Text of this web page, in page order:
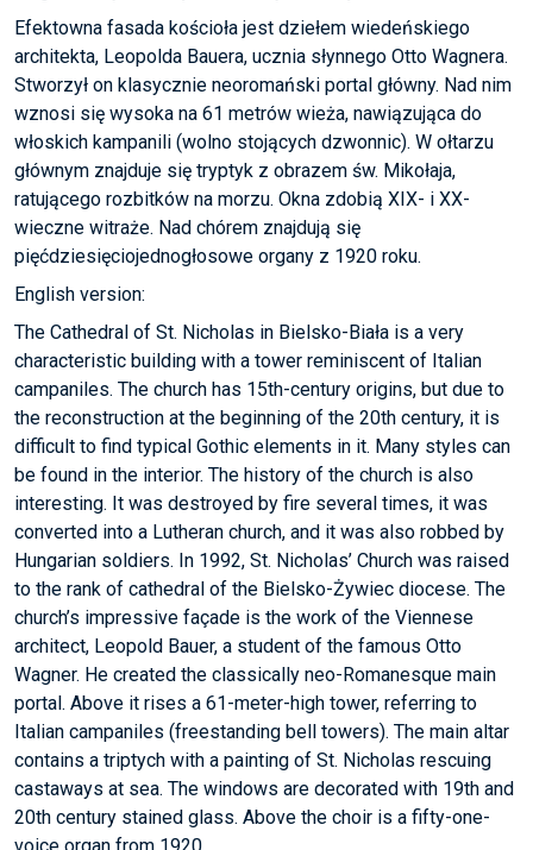
Efektowna fasada kościoła jest dziełem wiedeńskiego
architekta, Leopolda Bauera, ucznia słynnego Otto Wagnera.
Stworzył on klasycznie neoromański portal główny. Nad nim
wznosi się wysoka na 61 metrów wieża, nawiązująca do
włoskich kampanili (wolno stojących dzwonnic). W ołtarzu
głównym znajduje się tryptyk z obrazem św. Mikołaja,
ratującego rozbitków na morzu. Okna zdobią XIX- i XX-
wieczne witraże. Nad chórem znajdują się
pięćdziesięciojednogłosowe organy z 1920 roku.
English version:
The Cathedral of St. Nicholas in Bielsko-Biała is a very
characteristic building with a tower reminiscent of Italian
campaniles. The church has 15th-century origins, but due to
the reconstruction at the beginning of the 20th century, it is
difficult to find typical Gothic elements in it. Many styles can
be found in the interior. The history of the church is also
interesting. It was destroyed by fire several times, it was
converted into a Lutheran church, and it was also robbed by
Hungarian soldiers. In 1992, St. Nicholas’ Church was raised
to the rank of cathedral of the Bielsko-Żywiec diocese. The
church’s impressive façade is the work of the Viennese
architect, Leopold Bauer, a student of the famous Otto
Wagner. He created the classically neo-Romanesque main
portal. Above it rises a 61-meter-high tower, referring to
Italian campaniles (freestanding bell towers). The main altar
contains a triptych with a painting of St. Nicholas rescuing
castaways at sea. The windows are decorated with 19th and
20th century stained glass. Above the choir is a fifty-one-